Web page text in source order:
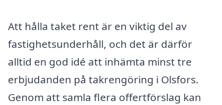
Att hålla taket rent är en viktig del av
fastighetsunderhåll, och det är därför
alltid en god idé att inhämta minst tre
erbjudanden på takrengöring i Olsfors.
Genom att samla flera offertförslag kan